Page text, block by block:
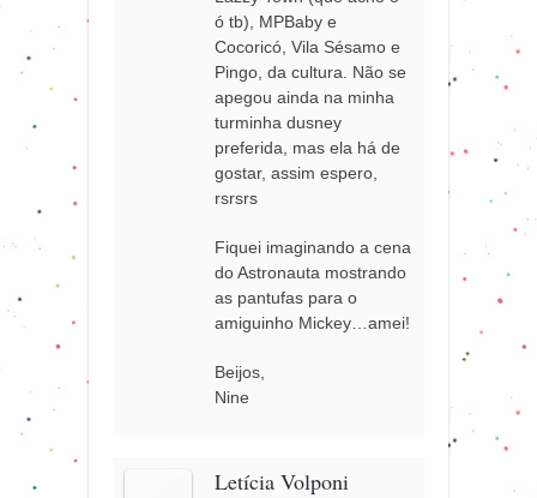
ó tb), MPBaby e
Cocoricó, Vila Sésamo e
Pingo, da cultura. Não se
apegou ainda na minha
turminha dusney
preferida, mas ela há de
gostar, assim espero,
rsrsrs
Fiquei imaginando a cena
do Astronauta mostrando
as pantufas para o
amiguinho Mickey…amei!
Beijos,
Nine
Letícia Volponi